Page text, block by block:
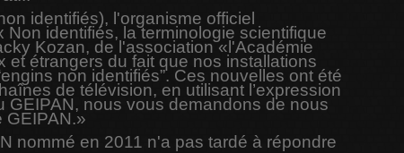
identifiés), l'organisme officiel
identifiés, la terminologie scientifique
Kozan, de l'association «l'Académie
étrangers du fait que nos installations
non identifiés”. Ces nouvelles ont été
de télévision, en utilisant l’expression
GEIPAN, nous vous demandons de nous
GEIPAN.»
nommé en 2011 n'a pas tardé à répondre